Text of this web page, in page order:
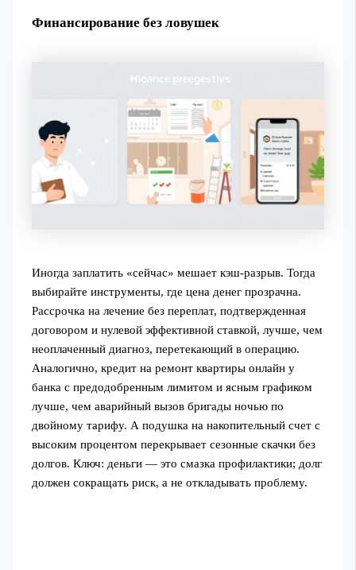
Финансирование без ловушек
Иногда заплатить «сейчас» мешает кэш‑разрыв. Тогда
выбирайте инструменты, где цена денег прозрачна.
Рассрочка на лечение без переплат, подтвержденная
договором и нулевой эффективной ставкой, лучше, чем
неоплаченный диагноз, перетекающий в операцию.
Аналогично, кредит на ремонт квартиры онлайн у
банка с предодобренным лимитом и ясным графиком
лучше, чем аварийный вызов бригады ночью по
двойному тарифу. А подушка на накопительный счет с
высоким процентом перекрывает сезонные скачки без
долгов. Ключ: деньги — это смазка профилактики; долг
должен сокращать риск, а не откладывать проблему.